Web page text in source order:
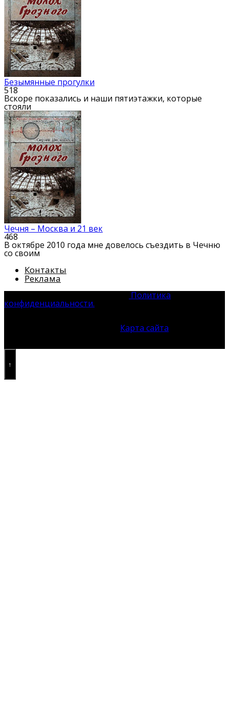
Безымянные прогулки
518
Вскоре показались и наши пятиэтажки, которые
стояли
Чечня – Москва и 21 век
468
В октябре 2010 года мне довелось съездить в Чечню
со своим
Контакты
Реклама
Политика
конфиденциальности.
или частичное использование материала без согласия
Карта сайта